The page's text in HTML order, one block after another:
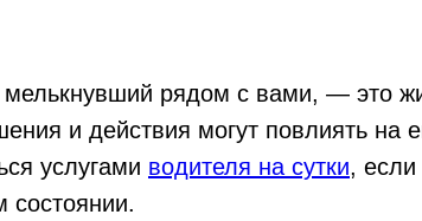
рядом с вами, — это
и действия могут повлиять на
услугами водителя на сутки, если
состоянии.